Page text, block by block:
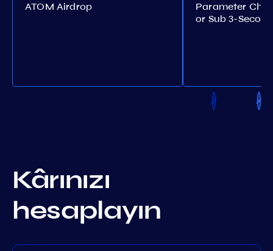
ATOM Airdrop
Parameter
or Sub 3-
Kârınızı
hesaplayın